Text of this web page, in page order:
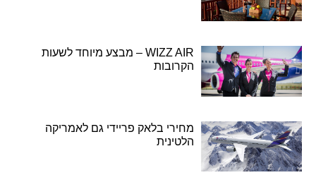
WIZZ AIR – מבצע מיוחד לשעות
הקרובות
מחירי בלאק פריידי גם לאמריקה
הלטינית